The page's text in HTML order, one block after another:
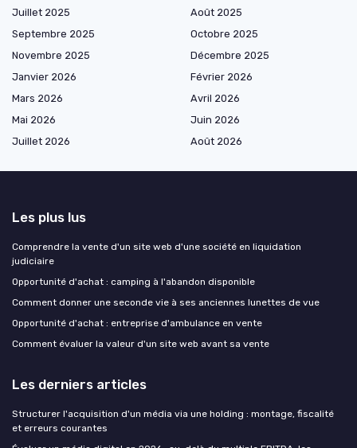
Juillet 2025
Août 2025
Septembre 2025
Octobre 2025
Novembre 2025
Décembre 2025
Janvier 2026
Février 2026
Mars 2026
Avril 2026
Mai 2026
Juin 2026
Juillet 2026
Août 2026
Les plus lus
Comprendre la vente d'un site web d'une société en liquidation
judiciaire
Opportunité d'achat : camping à l'abandon disponible
Comment donner une seconde vie à ses anciennes lunettes de vue
Opportunité d'achat : entreprise d'ambulance en vente
Comment évaluer la valeur d'un site web avant sa vente
Les derniers articles
Structurer l'acquisition d'un média via une holding : montage, fiscalité
et erreurs courantes